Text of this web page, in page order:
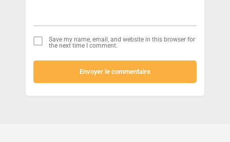
Save my name, email, and website in this browser for
the next time I comment.
Envoyer le commentaire